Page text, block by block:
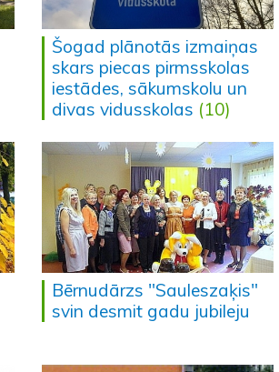
Šogad plānotās izmaiņas
skars piecas pirmsskolas
iestādes, sākumskolu un
divas vidusskolas (10)
Bērnudārzs "Sauleszaķis"
svin desmit gadu jubileju